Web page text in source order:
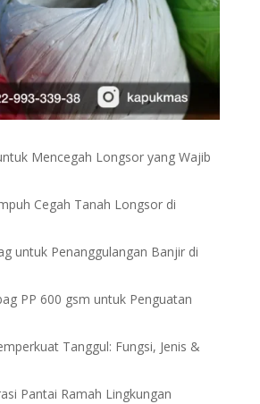
Mencegah Longsor yang Wajib
Cegah Tanah Longsor di
untuk Penanggulangan Banjir di
PP 600 gsm untuk Penguatan
Tanggul: Fungsi, Jenis &
Pantai Ramah Lingkungan